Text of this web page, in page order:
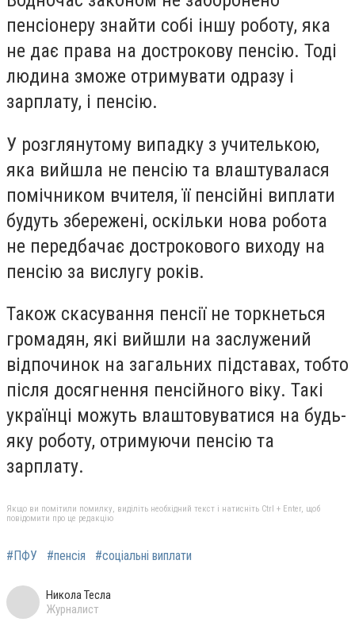
пенсіонеру знайти собі іншу роботу, яка
не дає права на дострокову пенсію. Тоді
людина зможе отримувати одразу і
зарплату, і пенсію.
У розглянутому випадку з учителькою,
яка вийшла не пенсію та влаштувалася
помічником вчителя, її пенсійні виплати
будуть збережені, оскільки нова робота
не передбачає дострокового виходу на
пенсію за вислугу років.
Також скасування пенсії не торкнеться
громадян, які вийшли на заслужений
відпочинок на загальних підставах, тобто
після досягнення пенсійного віку. Такі
українці можуть влаштовуватися на будь-
яку роботу, отримуючи пенсію та
зарплату.
Якщо ви помітили помилку, виділіть необхідний текст і натисніть Ctrl + Enter, щоб
повідомити про це редакцію
#ПФУ #пенсія #соціальні виплати
Никола Тесла
Журналист